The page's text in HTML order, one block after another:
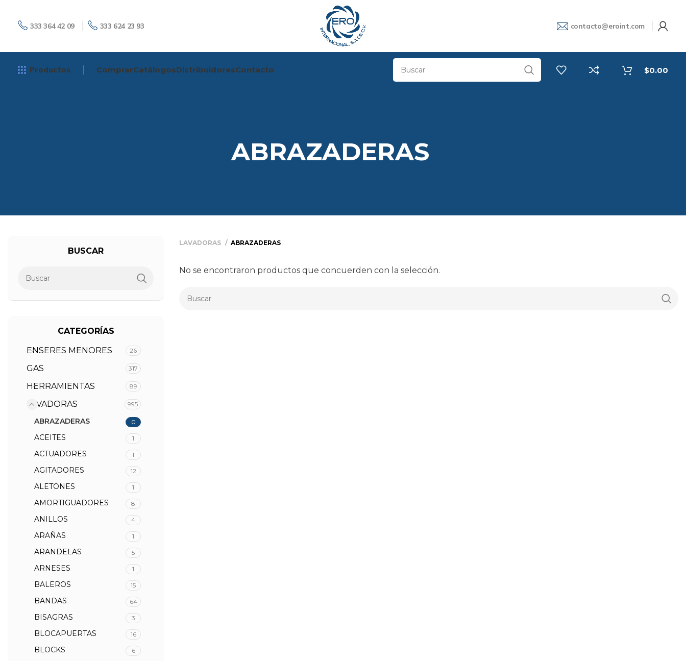
333 364 42 09 333 624 23 93 contacto@eroint.com
Productos ComprarCatálogosDistribuidoresContacto $0.00
ABRAZADERAS
BUSCAR
CATEGORÍAS
ENSERES MENORES
26
GAS 317
HERRAMIENTAS 89
LAVADORAS 995
ABRAZADERAS 0
ACEITES 1
ACTUADORES 1
AGITADORES 12
ALETONES 1
AMORTIGUADORES 8
ANILLOS 4
ARAÑAS 1
ARANDELAS 5
ARNESES 1
BALEROS 15
BANDAS 64
BISAGRAS 3
BLOCAPUERTAS 16
BLOCKS 6
LAVADORAS ABRAZADERAS
No se encontraron productos que concuerden con la selección.